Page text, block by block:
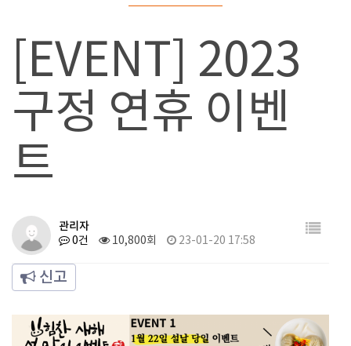
[EVENT] 2023
구정 연휴 이벤
트
관리자
0건 10,800회 23-01-20 17:58
신고